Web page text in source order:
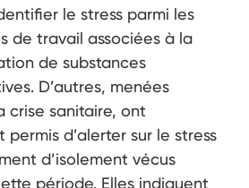
le stress parmi les
de travail associées à la
de substances
D’autres, menées
crise sanitaire, ont
permis d’alerter sur le stress
d’isolement vécus
période. Elles indiquent